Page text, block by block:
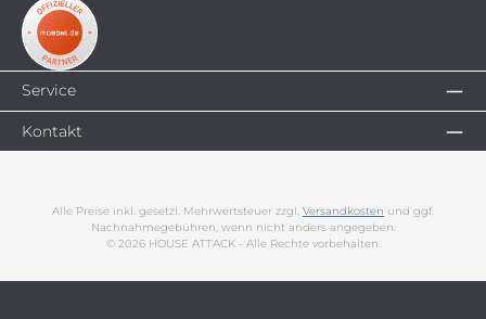
Service
Kontakt
Alle Preise inkl. gesetzl. Mehrwertsteuer zzgl. Versandkosten und ggf.
Nachnahmegebühren, wenn nicht anders angegeben.
© 2026 HOUSE ATTACK - Alle Rechte vorbehalten.